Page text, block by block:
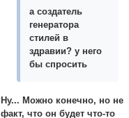
а создатель
генератора
стилей в
здравии? у него
бы спросить
Ну... Можно конечно, но не
факт, что он будет что-то